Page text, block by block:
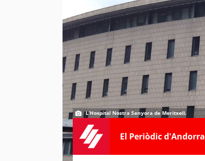
L’Hospital Nostra Senyora de Meritxell.
El Periòdic d'Andorra